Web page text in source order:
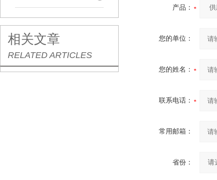
相关文章
RELATED ARTICLES
产品：
您的单位：
您的姓名：
联系电话：
常用邮箱：
省份：